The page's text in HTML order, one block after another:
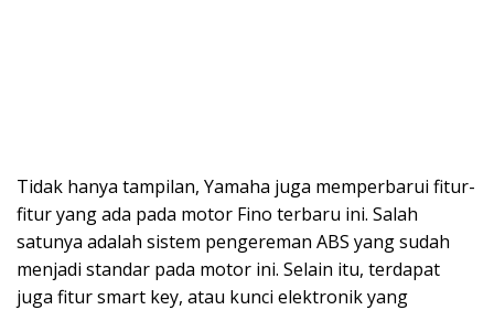
Tidak hanya tampilan, Yamaha juga memperbarui fitur-
fitur yang ada pada motor Fino terbaru ini. Salah
satunya adalah sistem pengereman ABS yang sudah
menjadi standar pada motor ini. Selain itu, terdapat
juga fitur smart key, atau kunci elektronik yang